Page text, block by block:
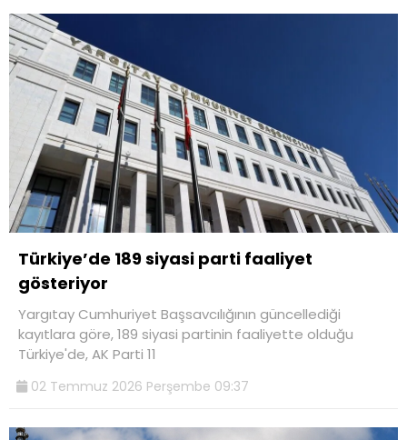
Türkiye’de 189 siyasi parti faaliyet
gösteriyor
Yargıtay Cumhuriyet Başsavcılığının güncellediği
kayıtlara göre, 189 siyasi partinin faaliyette olduğu
Türkiye'de, AK Parti 11
02 Temmuz 2026 Perşembe 09:37